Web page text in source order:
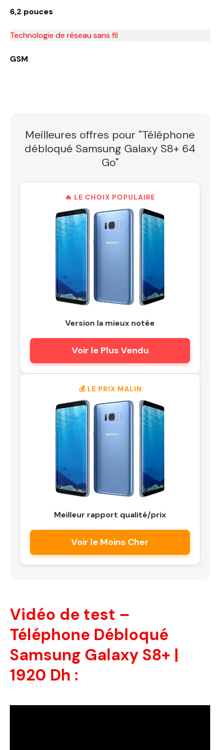
6,2 pouces
Technologie de réseau sans fil
GSM
Meilleures offres pour "Téléphone
débloqué Samsung Galaxy S8+ 64
Go"
🔥 LE CHOIX POPULAIRE
Version la mieux notée
Voir le Plus Vendu
💰 LE PRIX MALIN
Meilleur rapport qualité/prix
Voir le Moins Cher
Vidéo de test –
Téléphone Débloqué
Samsung Galaxy S8+ |
1920 Dh :